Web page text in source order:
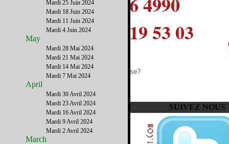
(09) 77 19 53 03
Besoin d'un conseil ?
une info ? un bon plan ? une bonne adresse?
Appelez nous au coût d'un appel local.
SUIVEZ NOUS
Mardi 25 Juin 2024
Mardi 18 Juin 2024
Mardi 11 Juin 2024
Mardi 4 Juin 2024
May
Mardi 28 Mai 2024
Mardi 21 Mai 2024
Mardi 14 Mai 2024
Mardi 7 Mai 2024
April
Mardi 30 Avril 2024
Mardi 23 Avril 2024
Mardi 16 Avril 2024
Mardi 9 Avril 2024
Mardi 2 Avril 2024
March